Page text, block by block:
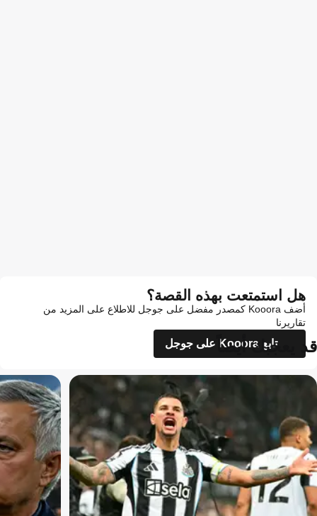
هل استمتعت بهذه القصة؟
أضف Kooora كمصدر مفضل على جوجل للاطلاع على المزيد من
تقاريرنا
تابع Kooora على جوجل
قد يعجبك أيضاً